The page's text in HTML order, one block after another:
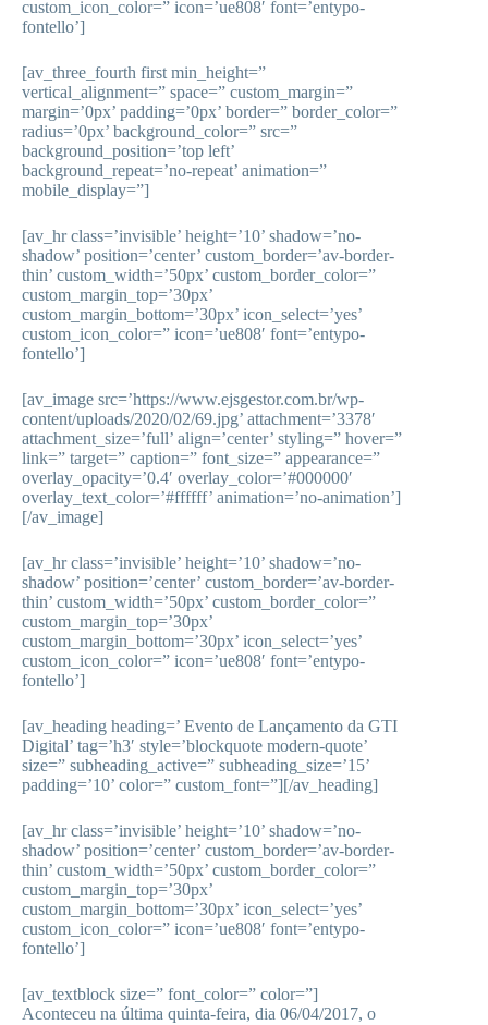
custom_icon_color=” icon=’ue808′ font=’entypo-
fontello’]
[av_three_fourth first min_height=”
vertical_alignment=” space=” custom_margin=”
margin=’0px’ padding=’0px’ border=” border_color=”
radius=’0px’ background_color=” src=”
background_position=’top left’
background_repeat=’no-repeat’ animation=”
mobile_display=”]
[av_hr class=’invisible’ height=’10’ shadow=’no-
shadow’ position=’center’ custom_border=’av-border-
thin’ custom_width=’50px’ custom_border_color=”
custom_margin_top=’30px’
custom_margin_bottom=’30px’ icon_select=’yes’
custom_icon_color=” icon=’ue808′ font=’entypo-
fontello’]
[av_image src=’https://www.ejsgestor.com.br/wp-
content/uploads/2020/02/69.jpg’ attachment=’3378′
attachment_size=’full’ align=’center’ styling=” hover=”
link=” target=” caption=” font_size=” appearance=”
overlay_opacity=’0.4′ overlay_color=’#000000′
overlay_text_color=’#ffffff’ animation=’no-animation’]
[/av_image]
[av_hr class=’invisible’ height=’10’ shadow=’no-
shadow’ position=’center’ custom_border=’av-border-
thin’ custom_width=’50px’ custom_border_color=”
custom_margin_top=’30px’
custom_margin_bottom=’30px’ icon_select=’yes’
custom_icon_color=” icon=’ue808′ font=’entypo-
fontello’]
[av_heading heading=’ Evento de Lançamento da GTI
Digital’ tag=’h3′ style=’blockquote modern-quote’
size=” subheading_active=” subheading_size=’15’
padding=’10’ color=” custom_font=”][/av_heading]
[av_hr class=’invisible’ height=’10’ shadow=’no-
shadow’ position=’center’ custom_border=’av-border-
thin’ custom_width=’50px’ custom_border_color=”
custom_margin_top=’30px’
custom_margin_bottom=’30px’ icon_select=’yes’
custom_icon_color=” icon=’ue808′ font=’entypo-
fontello’]
[av_textblock size=” font_color=” color=”]
Aconteceu na última quinta-feira, dia 06/04/2017, o